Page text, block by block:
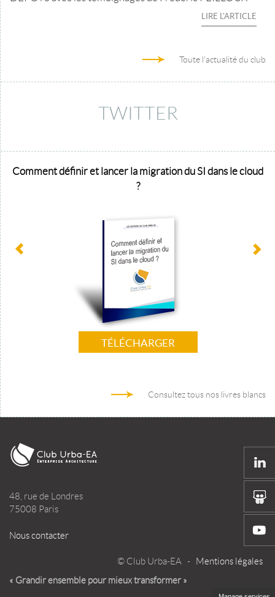
LIRE L'ARTICLE
Toute l'actualité du club
TWITTER
Comment définir et lancer la migration du SI dans le cloud
?
TÉLÉCHARGER
Consultez tous nos livres blancs
48, rue de Londres
75008 Paris
Nous contacter
© Club Urba-EA -
Mentions légales
« Grandir ensemble pour mieux transformer »